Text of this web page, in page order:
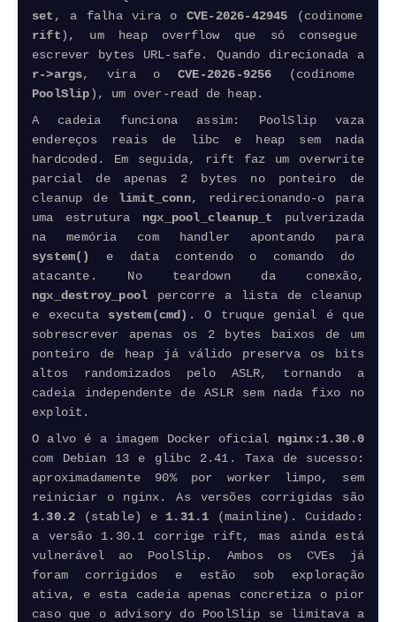
set , a falha vira o CVE-2026-42945
(codinome
rift), um heap overflowque só consegue
escrever bytes URL-safe. Quando direcionada a
r->args, vira o CVE-2026-9256
(codinome
PoolSlip), um over-read de heap.
A cadeia funciona assim: PoolSlip vaza
endereços reais de libc e heap sem nada
hardcoded . Em seguida, rift faz um overwrite
parcial de apenas 2 bytes no ponteiro de
cleanup delimit_conn, redirecionando-o para
uma estrutura ngx_pool_cleanup_t pulverizada
na memória com handler apontando para
system() e data contendo o comando do
atacante. No teardown da conexão,
ngx_destroy_pool percorre a lista de cleanup
e executasystem(cmd) . O truque genial é que
sobrescrever apenas os 2 bytes baixos de um
ponteiro de heap já válido preserva os bits
altos randomizados pelo ASLR, tornando a
cadeia independente de ASLR sem nada fixo no
exploit.
O alvo é a imagem Docker oficial nginx:1.30.0
com Debian 13 e glibc 2.41. Taxa de sucesso:
aproximadamente 90% por worker limpo, sem
reiniciar o nginx. As versões corrigidas são
1.30.2
(stable) e1.31.1
(mainline). Cuidado:
a versão 1.30.1 corrige rift, mas ainda está
vulnerável ao PoolSlip. Ambos os CVEs já
foram corrigidos e estão sob exploração
ativa, e esta cadeia apenas concretiza o pior
caso que o advisory do PoolSlip se limitava a